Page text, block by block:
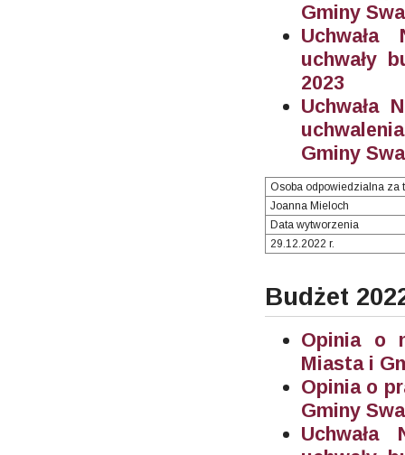
Gminy
Uchwała
uchwały
2023
Uchwała
Gminy
Osoba odpowiedzialna za
Joanna Mieloch
Data wytworzenia
29.12.2022 r.
Budżet
Opinia o
Miasta i
Opinia o
Gminy
Uchwała